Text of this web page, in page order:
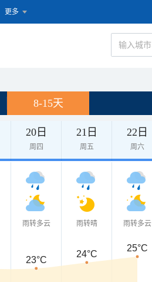
更多
8-15天
20日
周四
21日
周五
22日
周六
雨转多云 雨转晴 雨转多云
23°C
24°C
25°C